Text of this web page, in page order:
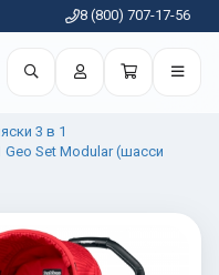
8 (800) 707-17-56
3 в 1
Geo Set Modular (шасси